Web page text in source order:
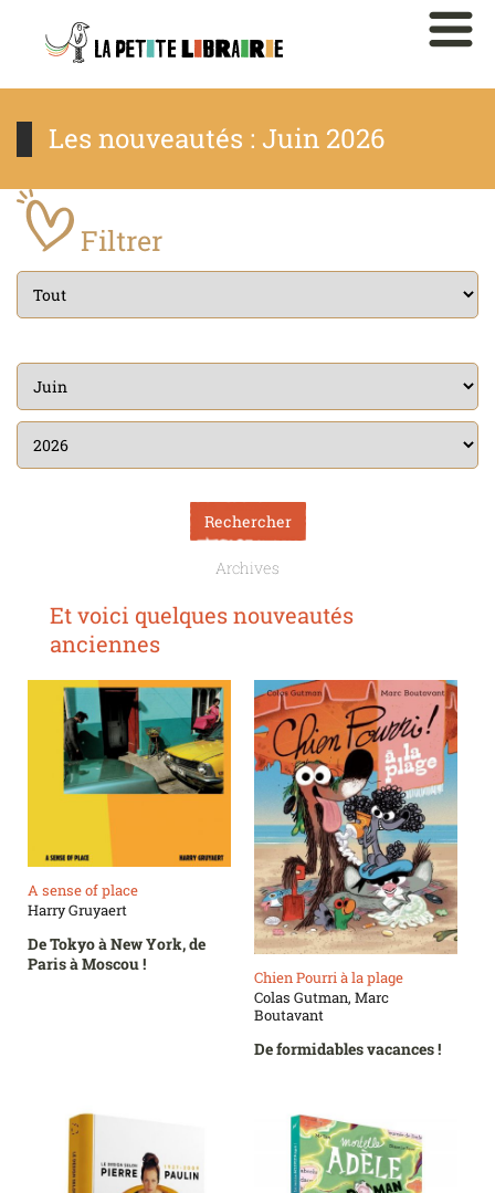
Les nouveautés : Juin 2026
Filtrer
Archives
Et voici quelques nouveautés
anciennes
A sense of place
Harry Gruyaert
De Tokyo à New York, de
Paris à Moscou !
Chien Pourri à la plage
Colas Gutman, Marc
Boutavant
De formidables vacances !